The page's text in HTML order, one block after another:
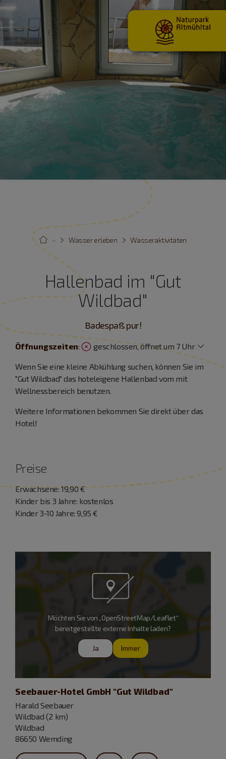
Wasseraktivitäten
Wasser erleben
···
Hallenbad im "Gut
Wildbad"
Badespaß pur!
Öffnungszeiten: geschlossen, öffnet um 7 Uhr
Wenn Sie eine kleine Abkühlung suchen, können Sie im
"Gut Wildbad" das hoteleigene Hallenbad vom mit
Wellnessbereich benutzen.
Weitere Informationen bekommen Sie direkt über das
Hotel!
Preise
Erwachsene: 19,90 €
Kinder bis 3 Jahre: kostenlos
Kinder 3-10 Jahre: 9,95 €
Möchten Sie von „OpenStreetMap/Leaflet“
bereitgestellte externe Inhalte laden?
Ja Immer
Seebauer-Hotel GmbH "Gut Wildbad"
Harald Seebauer
Wildbad (2 km)
Wildbad
86650 Wemding